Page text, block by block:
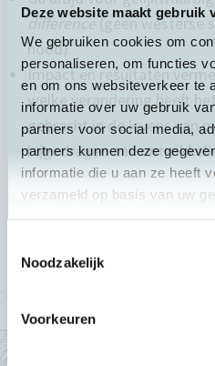
Deze website maakt gebruik
We gebruiken cookies om
personaliseren, om functies
en om ons websiteverkeer te
informatie over uw gebruik
partners voor social media,
partners kunnen deze
informatie die u aan ze heeft
verzameld op basis van uw
Noodzakelijk
Voorkeuren
difference(geen westerse
nood).
Impact en resultaten
welke verandering heeft
gebracht in de levens van
bijgedragen aan
Over strategisch
Weet waarom je werkt